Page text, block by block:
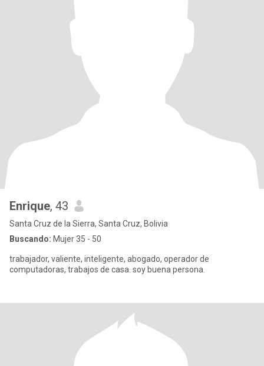
Enrique, 43
Santa Cruz de la Sierra, Santa Cruz, Bolivia
Buscando: Mujer 35 - 50
trabajador, valiente, inteligente, abogado, operador de
computadoras, trabajos de casa. soy buena persona.